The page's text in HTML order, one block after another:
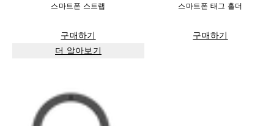
스마트폰 스트랩
구매하기
더 알아보기
스마트폰 태그 홀더
구매하기